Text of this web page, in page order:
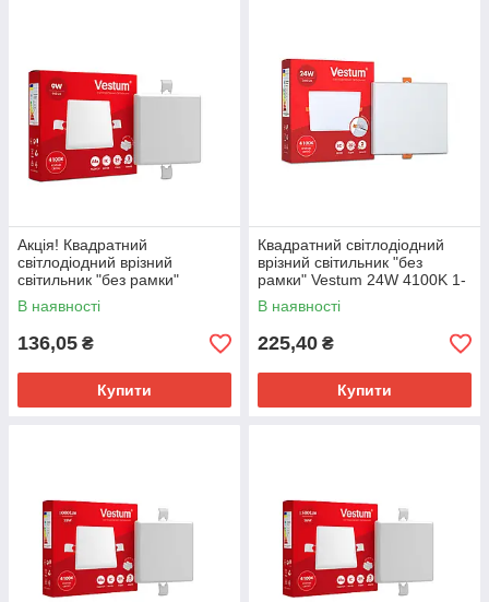
Акцiя! Квадратний
світлодіодний врізний
світильник "без рамки"
Vestum 9W 4100K 1-VS-5602
В наявності
136,05 ₴
Купити
Квадратний світлодіодний
врізний світильник "без
рамки" Vestum 24W 4100K 1-
VS-5607
В наявності
225,40 ₴
Купити